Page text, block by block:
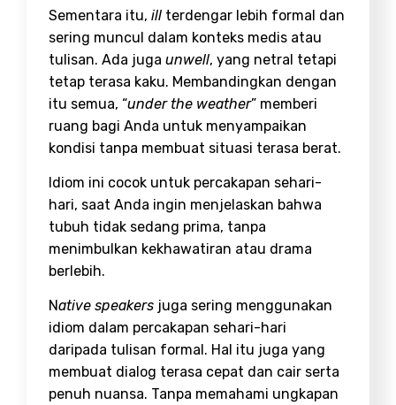
Sementara itu, ill terdengar lebih formal dan
sering muncul dalam konteks medis atau
tulisan. Ada juga unwell, yang netral tetapi
tetap terasa kaku. Membandingkan dengan
itu semua, “under the weather” memberi
ruang bagi Anda untuk menyampaikan
kondisi tanpa membuat situasi terasa berat.
Idiom ini cocok untuk percakapan sehari-
hari, saat Anda ingin menjelaskan bahwa
tubuh tidak sedang prima, tanpa
menimbulkan kekhawatiran atau drama
berlebih.
Native speakers juga sering menggunakan
idiom dalam percakapan sehari-hari
daripada tulisan formal. Hal itu juga yang
membuat dialog terasa cepat dan cair serta
penuh nuansa. Tanpa memahami ungkapan